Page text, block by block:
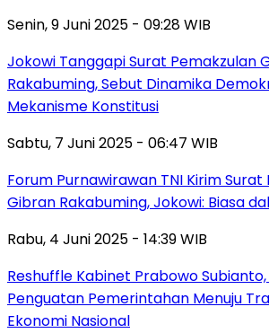
Senin, 9 Juni 2025 - 09:28 WIB
Jokowi Tanggapi Surat Pemakzulan
Rakabuming, Sebut Dinamika
Mekanisme Konstitusi
Sabtu, 7 Juni 2025 - 06:47 WIB
Forum Purnawirawan TNI Kirim Surat
Gibran Rakabuming, Jokowi: Biasa
Rabu, 4 Juni 2025 - 14:39 WIB
Reshuffle Kabinet Prabowo
Penguatan Pemerintahan Menuju
Ekonomi Nasional